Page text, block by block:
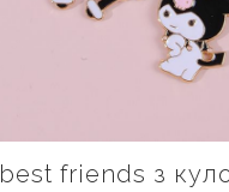
friends з